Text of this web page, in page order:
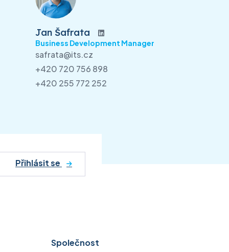
Jan Šafrata
Business Development Manager
safrata@its.cz
+420 720 756 898
+420 255 772 252
Přihlásit se
Společnost